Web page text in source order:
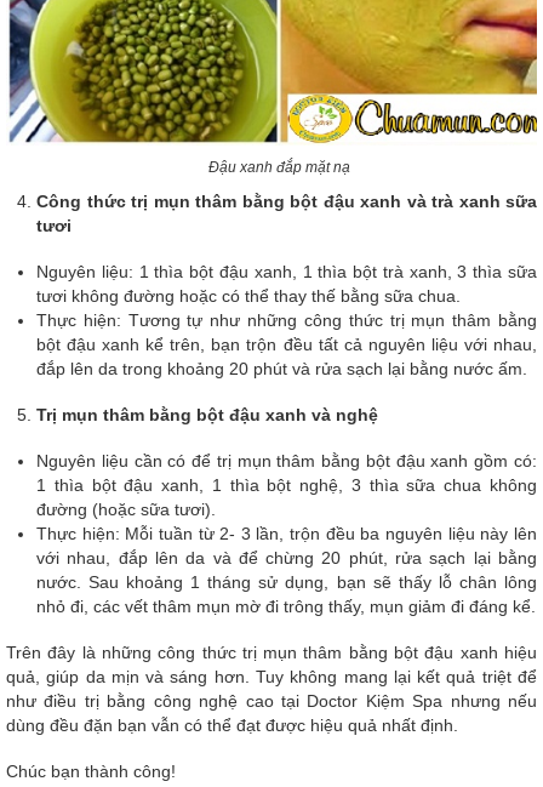
Đậu xanh đắp mặt nạ
Công thức trị mụn thâm bằng bột đậu xanh và trà xanh sữa
tươi
Nguyên liệu: 1 thìa bột đậu xanh, 1 thìa bột trà xanh, 3 thìa sữa
tươi không đường hoặc có thể thay thế bằng sữa chua.
Thực hiện: Tương tự như những công thức trị mụn thâm bằng
bột đậu xanh kể trên, bạn trộn đều tất cả nguyên liệu với nhau,
đắp lên da trong khoảng 20 phút và rửa sạch lại bằng nước ấm.
Trị mụn thâm bằng bột đậu xanh và nghệ
Nguyên liệu cần có để trị mụn thâm bằng bột đậu xanh gồm có:
1 thìa bột đậu xanh, 1 thìa bột nghệ, 3 thìa sữa chua không
đường (hoặc sữa tươi).
Thực hiện: Mỗi tuần từ 2- 3 lần, trộn đều ba nguyên liệu này lên
với nhau, đắp lên da và để chừng 20 phút, rửa sạch lại bằng
nước. Sau khoảng 1 tháng sử dụng, bạn sẽ thấy lỗ chân lông
nhỏ đi, các vết thâm mụn mờ đi trông thấy, mụn giảm đi đáng kể.
Trên đây là những công thức trị mụn thâm bằng bột đậu xanh hiệu
quả, giúp da mịn và sáng hơn. Tuy không mang lại kết quả triệt để
như điều trị bằng công nghệ cao tại Doctor Kiệm Spa nhưng nếu
dùng đều đặn bạn vẫn có thể đạt được hiệu quả nhất định.
Chúc bạn thành công!